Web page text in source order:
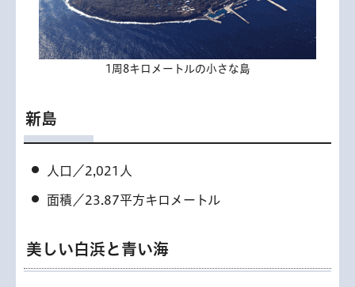
1周8キロメートルの小さな島
新島
人口／2,021人
面積／23.87平方キロメートル
美しい白浜と青い海